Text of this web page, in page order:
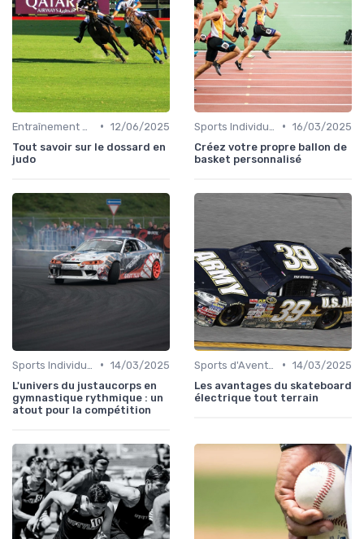
• 12/06/2025
Tout savoir sur le dossard en
judo
• 16/03/2025
Créez votre propre ballon de
basket personnalisé
• 14/03/2025
L'univers du justaucorps en
gymnastique rythmique : un
atout pour la compétition
• 14/03/2025
Les avantages du skateboard
électrique tout terrain